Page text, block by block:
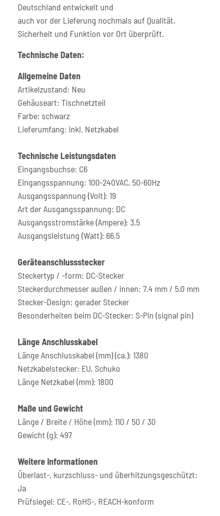
Deutschland entwickelt und
auch vor der Lieferung nochmals auf Qualität,
Sicherheit und Funktion vor Ort überprüft.
Technische Daten:
Allgemeine Daten
Artikelzustand: Neu
Gehäuseart: Tischnetzteil
Farbe: schwarz
Lieferumfang: inkl. Netzkabel
Technische Leistungsdaten
Eingangsbuchse: C6
Eingangsspannung: 100-240VAC, 50-60Hz
Ausgangsspannung (Volt): 19
Art der Ausgangsspannung: DC
Ausgangsstromstärke (Ampere): 3,5
Ausgangsleistung (Watt): 66,5
Geräteanschlussstecker
Steckertyp / -form: DC-Stecker
Steckerdurchmesser außen / innen: 7.4 mm / 5.0 mm
Stecker-Design: gerader Stecker
Besonderheiten beim DC-Stecker: S-Pin (signal pin)
Länge Anschlusskabel
Länge Anschlusskabel (mm) (ca.): 1380
Netzkabelstecker: EU, Schuko
Länge Netzkabel (mm): 1800
Maße und Gewicht
Länge / Breite / Höhe (mm): 110 / 50 / 30
Gewicht (g): 497
Weitere Informationen
Überlast-, kurzschluss- und überhitzungsgeschützt:
Ja
Prüfsiegel: CE-, RoHS-, REACH-konform